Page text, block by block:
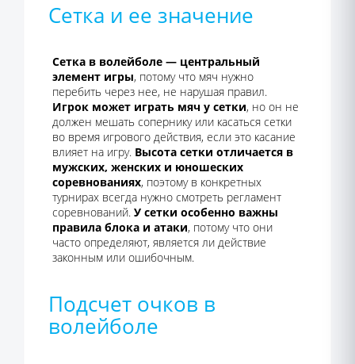
Сетка и ее значение
Сетка в волейболе — центральный
элемент игры, потому что мяч нужно
перебить через нее, не нарушая правил.
Игрок может играть мяч у сетки, но он не
должен мешать сопернику или касаться сетки
во время игрового действия, если это касание
влияет на игру. Высота сетки отличается в
мужских, женских и юношеских
соревнованиях, поэтому в конкретных
турнирах всегда нужно смотреть регламент
соревнований. У сетки особенно важны
правила блока и атаки, потому что они
часто определяют, является ли действие
законным или ошибочным.
Подсчет очков в
волейболе